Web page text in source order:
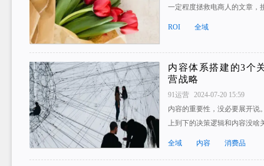
一定程度拯救电商人的文章
ROI 全域
内容体系搭建的3个
营战略
91运营 2024-07-20 15:59
内容的重要性，没必要展开说
上到下的决策逻辑和内容没
全域 内容 消费品